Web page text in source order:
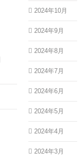
2024年10月
2024年9月
2024年8月
2024年7月
2024年6月
2024年5月
2024年4月
2024年3月